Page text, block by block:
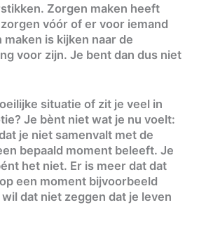
Zorgen maken heeft
vóór of er voor iemand
is kijken naar de
voor zijn. Je bent dan dus niet
situatie of zit je veel in
Je bènt niet wat je nu voelt:
je niet samenvalt met de
bepaald moment beleeft. Je
het niet. Er is meer dat dat
een moment bijvoorbeeld
dat niet zeggen dat je leven